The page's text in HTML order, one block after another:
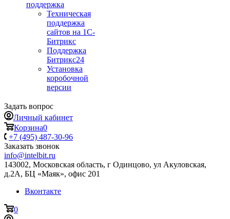
поддержка
Техническая
поддержка
сайтов на 1С-
Битрикс
Поддержка
Битрикс24
Установка
коробочной
версии
Задать вопрос
Личный кабинет
Корзина0
+7 (495) 487-30-96
Заказать звонок
info@intelbit.ru
143002, Московская область, г Одинцово, ул Акуловская,
д.2А, БЦ «Маяк», офис 201
Вконтакте
0